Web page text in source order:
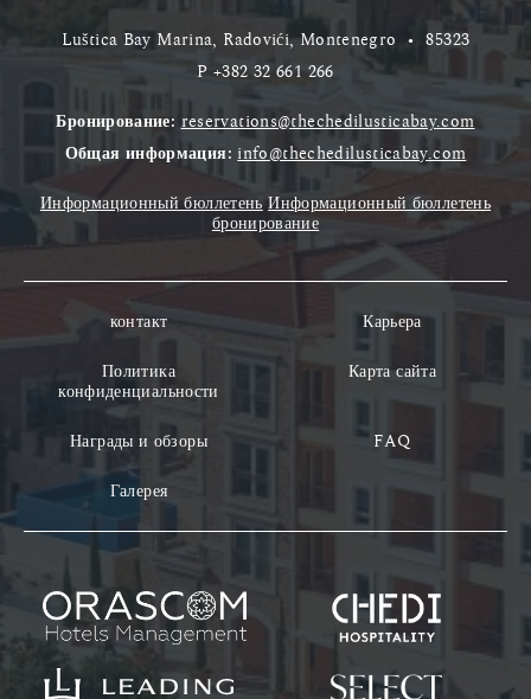
Luštica Bay Marina, Radovići, Montenegro •85323
P +382 32 661 266
Бронирование: reservations@thechedilusticabay.com
Общая информация: info@thechedilusticabay.com
Информационный бюллетень Информационный бюллетень
бронирование
контакт
Карьера
Политика
конфиденциальности
Карта сайта
Награды и обзоры
FAQ
Галерея